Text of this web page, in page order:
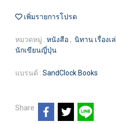
เพิ่มรายการโปรด
หมวดหมู่ : หนังสือ , นิทาน เรื่องเ
นักเขียนญี่ปุ่น
แบรนด์ : SandClock Books
Share